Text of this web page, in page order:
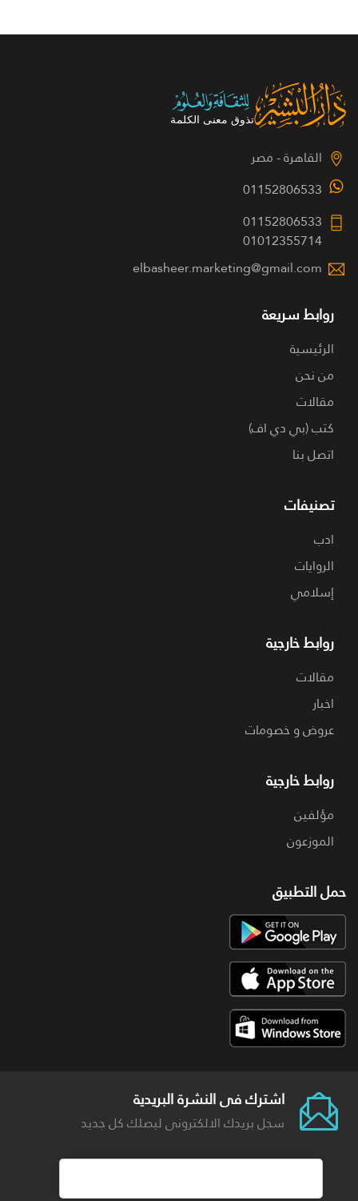
القاهرة - مصر
01152806533
01152806533
01012355714
elbasheer.marketing@gmail.com
روابط سريعة
الرئيسية
من نحن
مقالات
كتب (بي دي اف)
اتصل بنا
تصنيفات
ادب
الروايات
إسلامي
روابط خارجية
مقالات
اخبار
عروض و خصومات
روابط خارجية
مؤلفين
الموزعون
حمل التطبيق
اشترك فى النشرة البريدية
سجل بريدك الالكترونى ليصلك كل جديد